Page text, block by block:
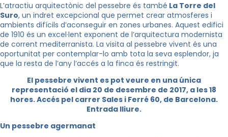
L’atractiu arquitectònic del pessebre és també La Torre del
Suro, un indret excepcional que permet crear atmosferes i
ambients difícils d’aconseguir en zones urbanes. Aquest edifici
de 1910 és un excel·lent exponent de l’arquitectura modernista
de corrent mediterranista. La visita al pessebre vivent és una
oportunitat per contemplar-lo amb tota la seva esplendor, ja
que la resta de l’any l’accés a la finca és restringit.
El pessebre vivent es pot veure en una única
representació el dia 20 de desembre de 2017, a les 18
hores. Accés pel carrer Sales i Ferré 60, de Barcelona.
Entrada lliure.
Un pessebre agermanat